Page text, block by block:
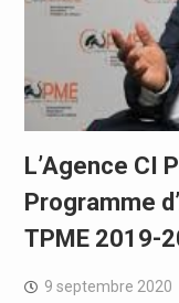
L’Agence CI
Programme
TPME 2019-
9 septembre 2020